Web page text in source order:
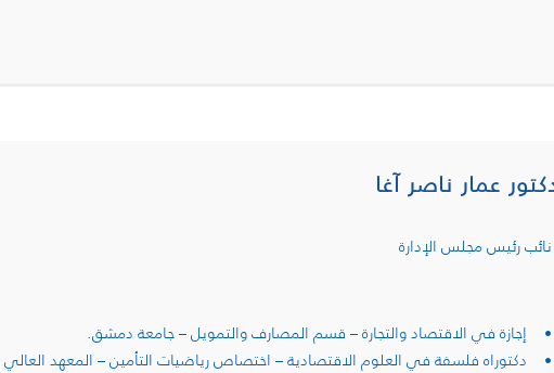
عمار ناصر آغا
نائب رئيس مجلس الإدارة
• إجازة في الاقتصاد والتجارة – قسم المصارف والتمويل – جامعة دمشق.
• دكتوراه فلسفة في العلوم الاقتصادية – اختصاص رياضيات التأمين – المعهد